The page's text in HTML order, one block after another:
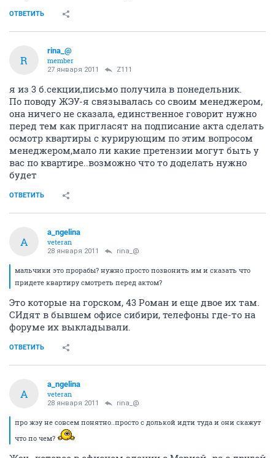
ОТВЕТИТЬ
R
rina_@
member
27 января 2011 Z111
я из 3 б.секции,письмо получила в понедельник.
По поводу ЖЭУ-я связывалась со своим менеджером,
она ничего не сказала, единственное говорит нужно
перед тем как пригласят на подписание акта сделать
осмотр квартиры с курирующим по этим вопросом
менеджером,мало ли какие претензии могут быть у
вас по квартире..возможно что то доделать нужно
будет
ОТВЕТИТЬ
A
a_ngelina
veteran
28 января 2011 rina_@
мальчики это прорабы? нужно просто позвонить им и сказать что
придете квартиру смотреть перед актом?
Это которые на горском, 43 Роман и еще двое их там.
СИдят в бывшем офисе сибири, телефоны где-то на
форуме их выкладывали.
ОТВЕТИТЬ
A
a_ngelina
veteran
28 января 2011 rina_@
про жэу не совсем понятно..просто с долькой идти туда и они скажут
что по чем?